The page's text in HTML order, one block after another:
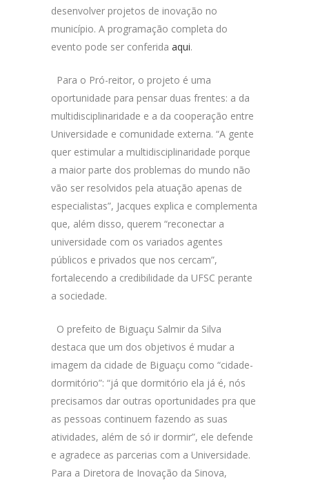
desenvolver projetos de inovação no
município. A programação completa do
evento pode ser conferida aqui.
Para o Pró-reitor, o projeto é uma
oportunidade para pensar duas frentes: a da
multidisciplinaridade e a da cooperação entre
Universidade e comunidade externa. “A gente
quer estimular a multidisciplinaridade porque
a maior parte dos problemas do mundo não
vão ser resolvidos pela atuação apenas de
especialistas”, Jacques explica e complementa
que, além disso, querem “reconectar a
universidade com os variados agentes
públicos e privados que nos cercam”,
fortalecendo a credibilidade da UFSC perante
a sociedade.
O prefeito de Biguaçu Salmir da Silva
destaca que um dos objetivos é mudar a
imagem da cidade de Biguaçu como “cidade-
dormitório”: “já que dormitório ela já é, nós
precisamos dar outras oportunidades pra que
as pessoas continuem fazendo as suas
atividades, além de só ir dormir”, ele defende
e agradece as parcerias com a Universidade.
Para a Diretora de Inovação da Sinova,